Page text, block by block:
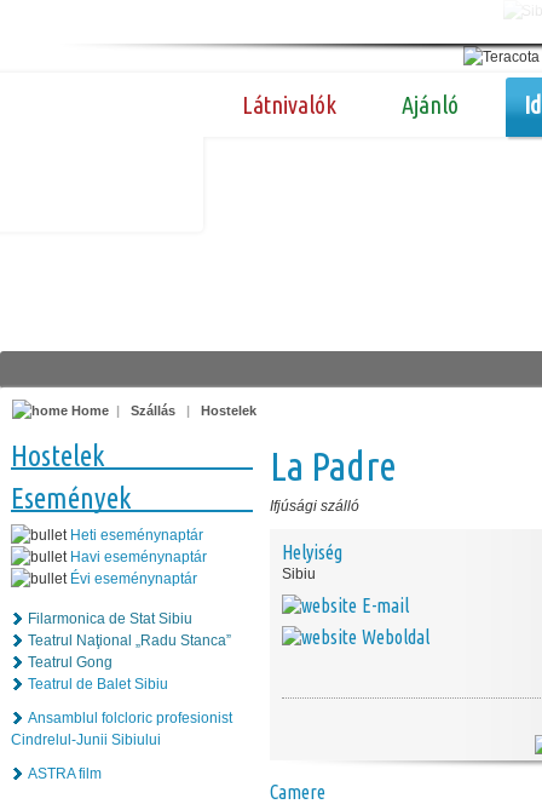
Látnivalók Ajánló
Home | Szállás | Hostelek
Hostelek
Események
Heti eseménynaptár
Havi eseménynaptár
Évi eseménynaptár
Filarmonica de Stat Sibiu
Teatrul Naţional „Radu Stanca”
Teatrul Gong
Teatrul de Balet Sibiu
Ansamblul folcloric profesionist
Cindrelul-Junii Sibiului
ASTRA film
La Padre
Ifjúsági szálló
Helyiség
Sibiu
E-mail
Weboldal
Camere